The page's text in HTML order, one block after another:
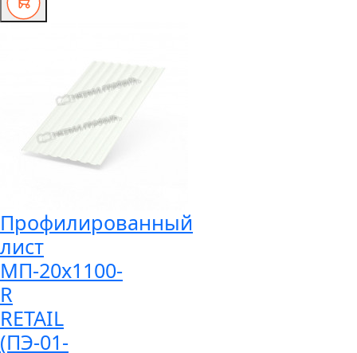
Профилированный
лист
МП-20x1100-
R
RETAIL
(ПЭ-01-